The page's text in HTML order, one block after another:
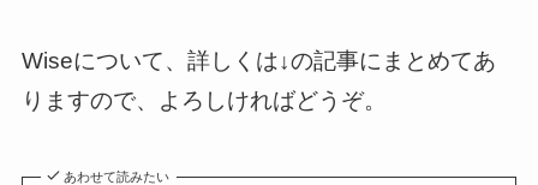
Wiseについて、詳しくは↓の記事にまとめてあ
りますので、よろしければどうぞ。
あわせて読みたい